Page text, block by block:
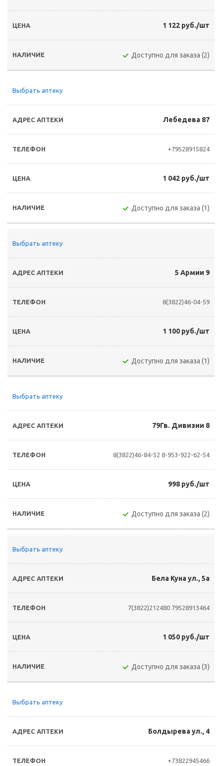
1 122 руб./шт
Доступно для заказа (2)
Выбрать аптеку
Лебедева 87
+79528915824
1 042 руб./шт
Доступно для заказа (1)
Выбрать аптеку
5 Армии 9
8(3822)46-04-59
1 100 руб./шт
Доступно для заказа (1)
Выбрать аптеку
79Гв. Дивизии 8
8(3822)46-84-52 8-953-922-62-54
998 руб./шт
Доступно для заказа (2)
Выбрать аптеку
Бела Куна ул., 5а
7(3822)212480 79528913464
1 050 руб./шт
Доступно для заказа (3)
Выбрать аптеку
Болдырева ул., 4
+73822945466